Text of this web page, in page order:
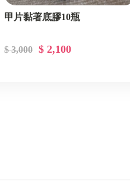
甲片黏著底膠10瓶
$ 3,000 $ 2,100